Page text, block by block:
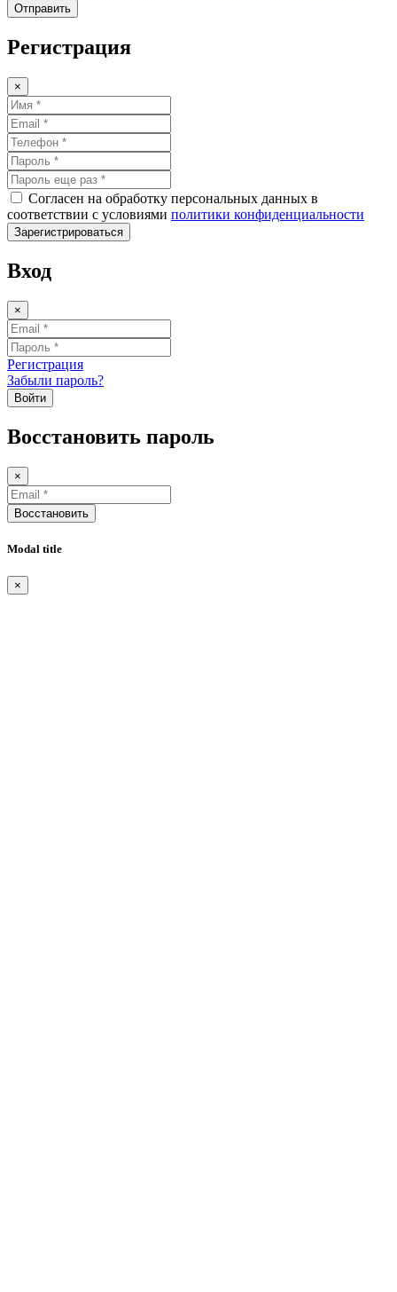
Отправить
Регистрация
×
Согласен на обработку персональных данных в
соответствии с условиями политики конфиденциальности
Зарегистрироваться
Вход
×
Регистрация
Забыли пароль?
Войти
Восстановить пароль
×
Восстановить
Modal title
×